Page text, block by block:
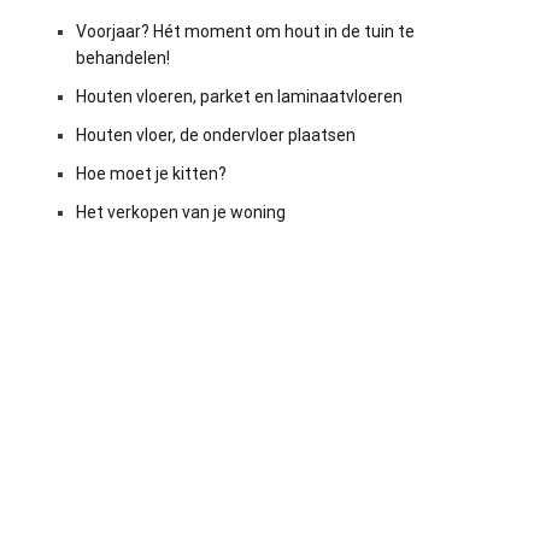
Voorjaar? Hét moment om hout in de tuin te
behandelen!
Houten vloeren, parket en laminaatvloeren
Houten vloer, de ondervloer plaatsen
Hoe moet je kitten?
Het verkopen van je woning